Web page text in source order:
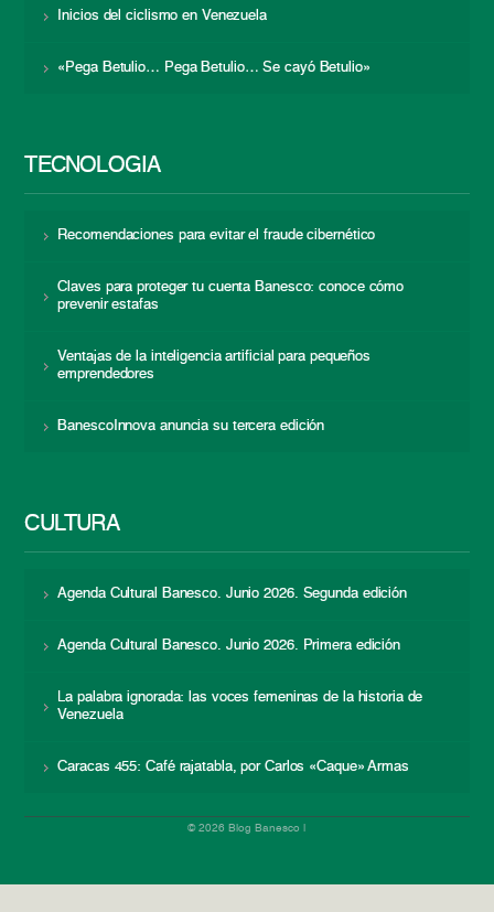
Inicios del ciclismo en Venezuela
«Pega Betulio… Pega Betulio… Se cayó Betulio»
TECNOLOGÍA
Recomendaciones para evitar el fraude cibernético
Claves para proteger tu cuenta Banesco: conoce cómo
prevenir estafas
Ventajas de la inteligencia artificial para pequeños
emprendedores
BanescoInnova anuncia su tercera edición
CULTURA
Agenda Cultural Banesco. Junio 2026. Segunda edición
Agenda Cultural Banesco. Junio 2026. Primera edición
La palabra ignorada: las voces femeninas de la historia de
Venezuela
Caracas 455: Café rajatabla, por Carlos «Caque» Armas
© 2026 Blog Banesco |